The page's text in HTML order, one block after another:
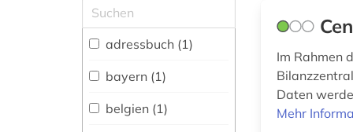
Allgemeine und
vergleichende Sprach-
und
Literaturwissenschaft.
Indogermanistik.
Außereuropäische
Sprachen und
Literaturen (0)
adressbuch (1)
bayern (1)
belgien (1)
Im Rahmen
Daten
Mehr